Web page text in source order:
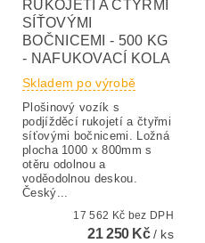
RUKOJETÍ A ČTYŘMI
SÍŤOVÝMI
BOČNICEMI - 500 KG
- NAFUKOVACÍ KOLA
Skladem po výrobě
Plošinový vozík s
podjížděcí rukojetí a čtyřmi
síťovými bočnicemi. Ložná
plocha 1000 x 800mm s
otěru odolnou a
voděodolnou deskou.
Český...
17 562 Kč bez DPH
21 250 Kč/ ks